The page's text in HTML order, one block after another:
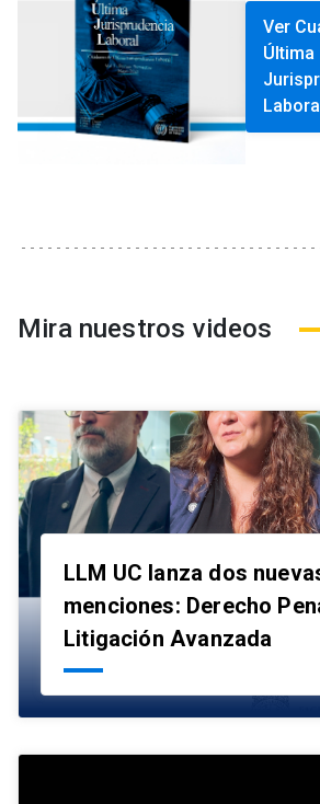
Ver
Última
Mira nuestros videos
LLM UC lanza dos
menciones: Derecho
Litigación Avanzada